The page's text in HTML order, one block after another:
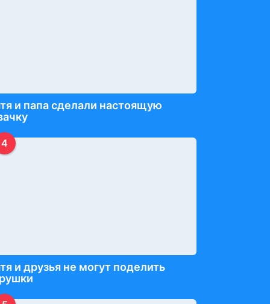
и папа сделали настоящую
4
и друзья не могут поделить